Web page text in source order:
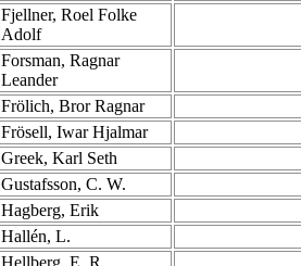
Fjellner, Roel Folke
Adolf
Forsman, Ragnar
Leander
Frölich, Bror Ragnar
Frösell, Iwar Hjalmar
Greek, Karl Seth
Gustafsson, C. W.
Hagberg, Erik
Hallén, L.